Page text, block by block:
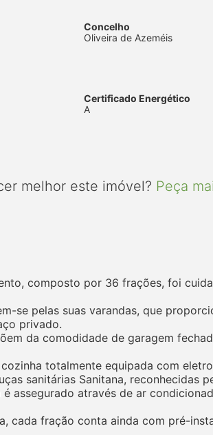
Concelho
Oliveira de Azeméis
Certificado Energético
A
melhor este imóvel? Peça
composto por 36 frações, foi
se pelas suas varandas, que
privado.
da comodidade de garagem
totalmente equipada com
sanitárias Sanitana, reconhecidas
assegurado através de ar
cada fração conta ainda com pré-